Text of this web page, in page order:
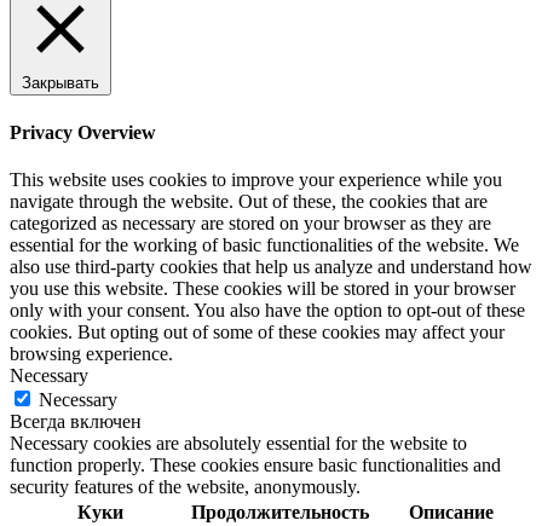
Закрывать
Privacy Overview
This website uses cookies to improve your experience while you
navigate through the website. Out of these, the cookies that are
categorized as necessary are stored on your browser as they are
essential for the working of basic functionalities of the website. We
also use third-party cookies that help us analyze and understand how
you use this website. These cookies will be stored in your browser
only with your consent. You also have the option to opt-out of these
cookies. But opting out of some of these cookies may affect your
browsing experience.
Necessary
Necessary
Всегда включен
Necessary cookies are absolutely essential for the website to
function properly. These cookies ensure basic functionalities and
security features of the website, anonymously.
Куки
Продолжительность Описание